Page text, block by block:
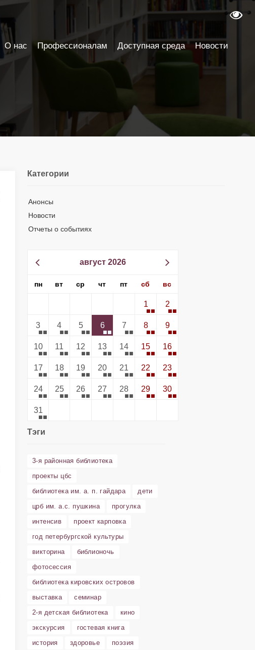
Категории
Анонсы
Новости
Отчеты о событиях
август 2026
пн вт ср чт пт сб вс
1 2
3 4 5 6 7 8 9
10 11 12 13 14 15 16
17 18 19 20 21 22 23
24 25 26 27 28 29 30
31
Тэги
3-я районная библиотека
проекты цбс
библиотека им. а. п. гайдара
дети
црб им. а.с. пушкина
прогулка
интенсив
проект карповка
год петербургской культуры
викторина
библионочь
фотосессия
библиотека кировских островов
выставка
семинар
2-я детская библиотека
кино
экскурсия
гостевая книга
история
здоровье
поэзия
О нас Профессионалам Доступная среда Новости